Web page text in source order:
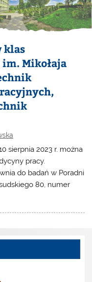
klas
Mikołaja
sierpnia 2023 r. można
pracy.
do badań w Poradni
80, numer